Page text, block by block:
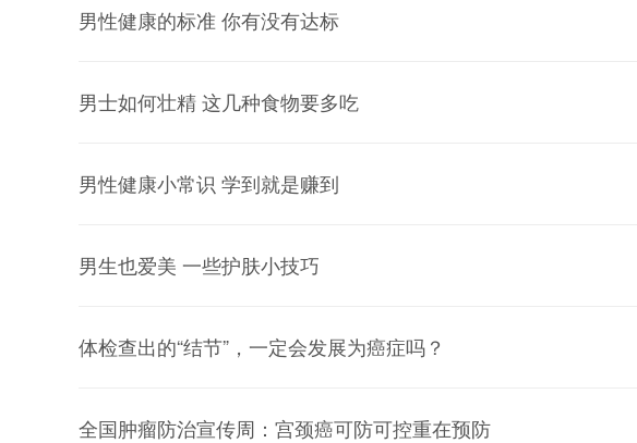
男性健康的标准 你有没有达标
男士如何壮精 这几种食物要多吃
男性健康小常识 学到就是赚到
男生也爱美 一些护肤小技巧
体检查出的“结节”，一定会发展为癌症吗？
全国肿瘤防治宣传周：宫颈癌可防可控重在预防